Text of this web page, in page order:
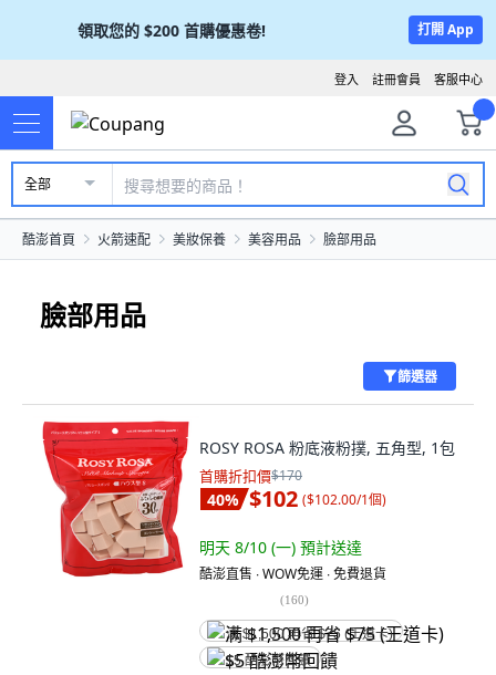
領取您的 $200 首購優惠卷! 打開 App
客服中心
註冊會員
登入
全部
酷澎首頁 火箭速配 美妝保養 美容用品 臉部用品
臉部用品
篩選器
ROSY ROSA 粉底液粉撲, 五角型, 1包
首購折扣價$170
40% $102 ($102.00/1個)
明天 8/10 (一) 預計送達
酷澎直售 ∙ WOW免運 ∙ 免費退貨
(160)
满 $1,500 再省 $75 (王道卡)
$5 酷澎幣回饋